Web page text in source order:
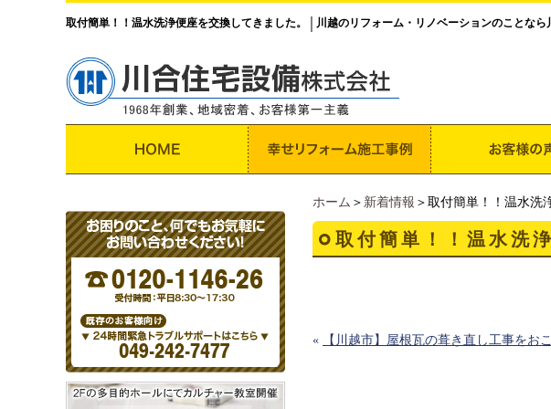
取付簡単！！温水洗浄便座を交換してきました。 川越のリフォーム・リノベーションのことなら
ホーム ＞ 新着情報 ＞取付簡単！！温水洗
取付簡単！！温水洗
« 【川越市】屋根瓦の葺き直し工事をお